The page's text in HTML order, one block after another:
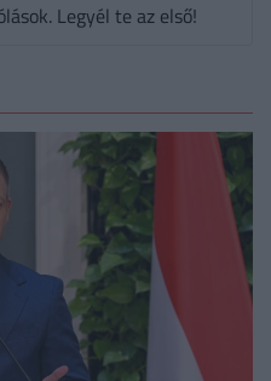
Legyél te az első!